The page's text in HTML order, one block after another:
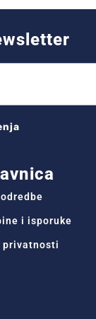
i isporuke
privatnosti